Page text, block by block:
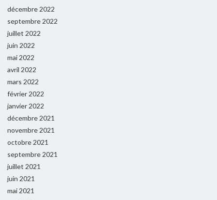
décembre 2022
septembre 2022
juillet 2022
juin 2022
mai 2022
avril 2022
mars 2022
février 2022
janvier 2022
décembre 2021
novembre 2021
octobre 2021
septembre 2021
juillet 2021
juin 2021
mai 2021